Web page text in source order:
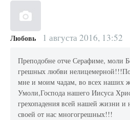
Любовь 1 августа 2016, 13:52
Преподобне отче Серафиме, моли
грешных любви
мне и моим чадам, во всех наших
Умоли,Господа нашего Иисуса
грехопадения всей нашей жизни и
своей от нас многогрешных!!!